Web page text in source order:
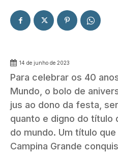
14 de junho de 2023
Para celebrar os 40
Mundo, o bolo de
jus ao dono da festa,
quanto e digno do título
do mundo. Um título
Campina Grande